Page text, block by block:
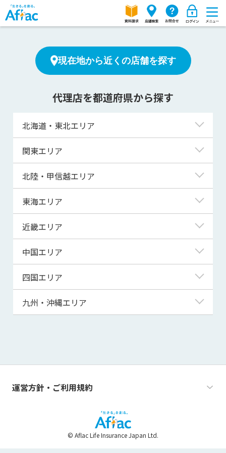
現在地から近くの店舗を探す
代理店を都道府県から探す
北海道・東北エリア
北海道
青森県
宮城県
秋田県
山形県
関東エリア
東京都
神奈川県
埼玉県
千葉県
茨城県
群馬県
北陸・甲信越エリア
新潟県
富山県
福井県
山梨県
長野県
東海エリア
岐阜県
静岡県
三重県
近畿エリア
滋賀県
京都府
大阪府
兵庫県
和歌山県
中国エリア
鳥取県
島根県
山口県
四国エリア
徳島県
高知県
九州・沖縄エリア
熊本県
運営方針・ご利用規約
© Aflac Life Insurance Japan Ltd.